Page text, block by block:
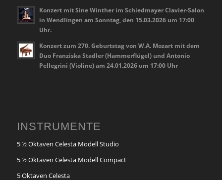
Konzert mit Sine Winther im Schiedmayer Clavier-Salon
in Wendlingen am Sonntag, den 15.03.2026 um 17:00
Uhr.
Konzert zum 270. Geburtstag von W.A. Mozart mit dem
Duo Franziska Stadler (Hammerflügel) und Antonio
Pellegrini (Violine) am 24.01.2026 um 17:00 Uhr
INSTRUMENTE
5 ½ Oktaven Celesta Modell Studio
5 ½ Oktaven Celesta Modell Compact
5 Oktaven Celesta